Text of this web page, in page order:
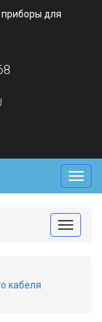
для
Меню
Toggle
кабеля